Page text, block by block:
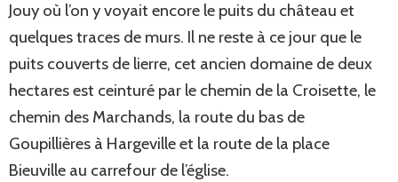
Jouy où l’on y voyait encore le puits du château et
quelques traces de murs. Il ne reste à ce jour que le
puits couverts de lierre, cet ancien domaine de deux
hectares est ceinturé par le chemin de la Croisette, le
chemin des Marchands, la route du bas de
Goupillières à Hargeville et la route de la place
Bieuville au carrefour de l’église.